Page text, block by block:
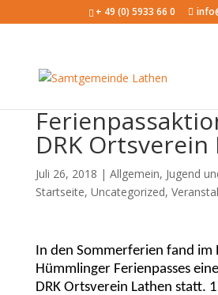
+ 49 (0) 5933 66 0
DRK Ortsverein
Juli 26, 2018 | Allgemein, Jugend
Startseite, Uncategorized,
In den Sommerferien fand im
Hümmlinger Ferienpasses
DRK Ortsverein Lathen statt.